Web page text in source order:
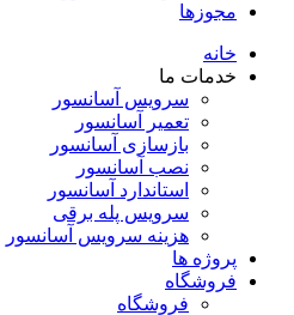
مجوزها
خانه
خدمات ما
سرویس آسانسور
تعمیر آسانسور
بازسازی آسانسور
نصب آسانسور
استاندارد آسانسور
سرویس پله برقی
هزینه سرویس آسانسور
پروژه ها
فروشگاه
فروشگاه